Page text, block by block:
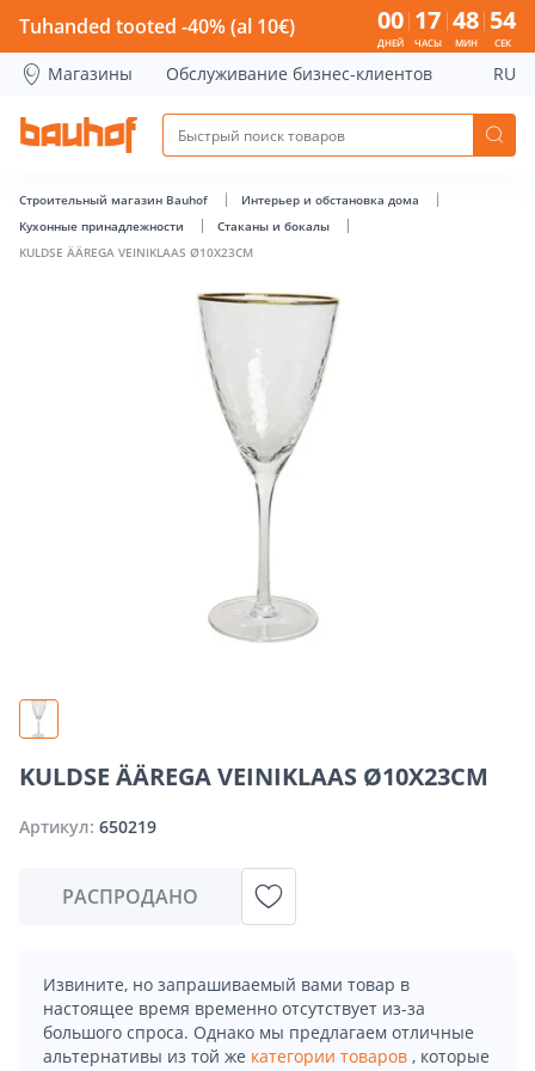
KULDSE ÄÄREGA VEINIKLAAS Ø10X23CM - Bauhof has
Tuhanded tooted -40% (al 10€) 00
ДНЕЙ
17
ЧАСЫ
48
МИН
54
СЕК
Магазины Обслуживание бизнес-клиентов RU
Строительный магазин Bauhof
Интерьер и обстановка дома
Кухонные принадлежности
Стаканы и бокалы
KULDSE ÄÄREGA VEINIKLAAS Ø10X23CM
KULDSE ÄÄREGA VEINIKLAAS Ø10X23CM
Артикул: 650219
РАСПРОДАНО
Извините, но запрашиваемый вами товар в
настоящее время временно отсутствует из-за
большого спроса. Однако мы предлагаем отличные
альтернативы из той же категории товаров , которые